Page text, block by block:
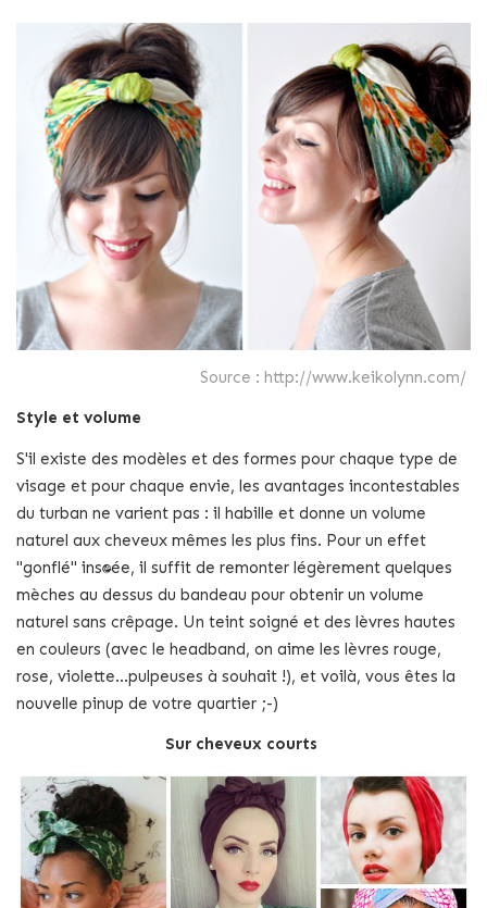
Source : http://www.keikolynn.com/
Style et volume
S'il existe des modèles et des formes pour chaque type de
visage et pour chaque envie, les avantages incontestables
du turban ne varient pas : il habille et donne un volume
naturel aux cheveux mêmes les plus fins. Pour un effet
"gonflé" instantanée, il suffit de remonter légèrement quelques
mèches au dessus du bandeau pour obtenir un volume
naturel sans crêpage. Un teint soigné et des lèvres hautes
en couleurs (avec le headband, on aime les lèvres rouge,
rose, violette...pulpeuses à souhait !), et voilà, vous êtes la
nouvelle pinup de votre quartier ;-)
Sur cheveux courts